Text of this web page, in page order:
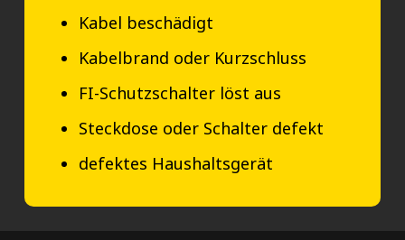
Kabel beschädigt
Kabelbrand oder Kurzschluss
FI-Schutzschalter löst aus
Steckdose oder Schalter defekt
defektes Haushaltsgerät